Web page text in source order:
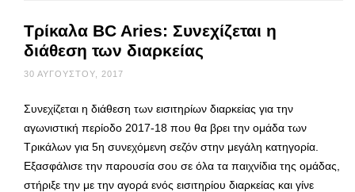
Τρίκαλα BC Aries: Συνεχίζεται η
διάθεση των διαρκείας
30 ΑΥΓΟΎΣΤΟΥ, 2017
Συνεχίζεται η διάθεση των εισιτηρίων διαρκείας για την
αγωνιστική περίοδο 2017-18 που θα βρει την ομάδα των
Τρικάλων για 5η συνεχόμενη σεζόν στην μεγάλη κατηγορία.
Εξασφάλισε την παρουσία σου σε όλα τα παιχνίδια της ομάδας,
στήριξε την με την αγορά ενός εισιτηρίου διαρκείας και γίνε